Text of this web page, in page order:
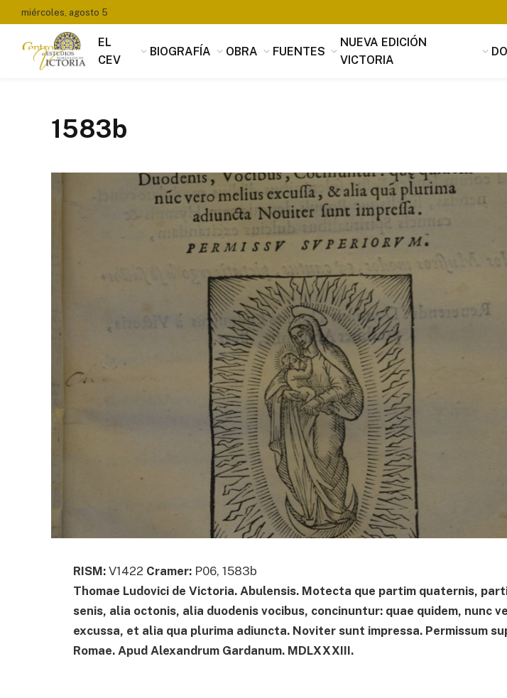
miércoles, agosto 5
EL
CEV
BIOGRAFÍA OBRA FUENTES
NUEVA EDICIÓN
VICTORIA
1583b
RISM: V1422 Cramer: P06, 1583b
Thomae Ludovici de Victoria. Abulensis. Motecta que partim quaternis,
senis, alia octonis, alia duodenis vocibus, concinuntur: quae quidem, nunc
excussa, et alia qua plurima adiuncta. Noviter sunt impressa. Permissum
Romae. Apud Alexandrum Gardanum. MDLXXXIII.
Si
útil que